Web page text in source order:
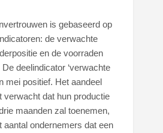
is gebaseerd op
de verwachte
en de voorraden
deelindicator ‘verwachte
mei positief. Het aandeel
verwacht dat hun productie
maanden zal toenemen,
aantal ondernemers dat een